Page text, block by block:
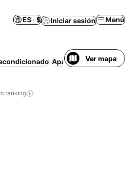
ES · $ Iniciar sesión Menú
ApartamentoVer mapa
ranking